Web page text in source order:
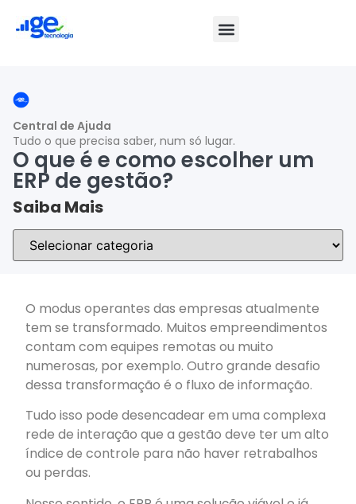
Central de Ajuda
Tudo o que precisa saber, num só lugar.
O que é e como escolher um
ERP de gestão?
Saiba Mais
O modus operantes das empresas atualmente
tem se transformado. Muitos empreendimentos
contam com equipes remotas ou muito
numerosas, por exemplo. Outro grande desafio
dessa transformação é o fluxo de informação.
Tudo isso pode desencadear em uma complexa
rede de interação que a gestão deve ter um alto
índice de controle para não haver retrabalhos
ou perdas.